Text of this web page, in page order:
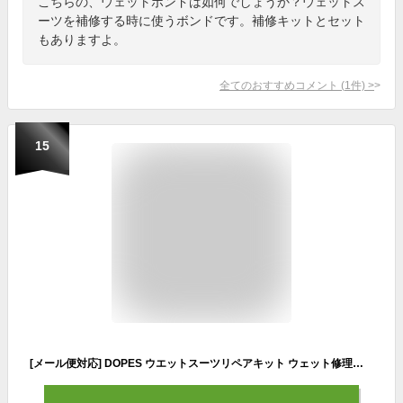
ーツを補修する時に使うボンドです。補修キットとセット
もありますよ。
全てのおすすめコメント (1 件) >
15
[メール便対応] DOPES ウエットスーツリペアキット ウェット修理キット ウェットボンド ウエットボンド ウェット補修 ウェットリペア 修理セット【あす楽対応】